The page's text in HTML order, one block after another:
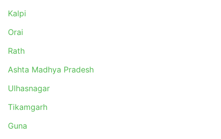
Kalpi
Orai
Rath
Ashta Madhya Pradesh
Ulhasnagar
Tikamgarh
Guna